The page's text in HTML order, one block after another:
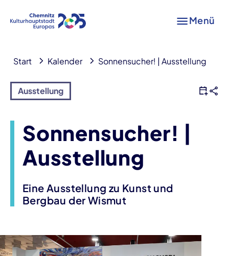
Menü
Start Kalender Sonnensucher! | Ausstellung
Ausstellung
Sonnensucher! |
Ausstellung
Eine Ausstellung zu Kunst und
Bergbau der Wismut